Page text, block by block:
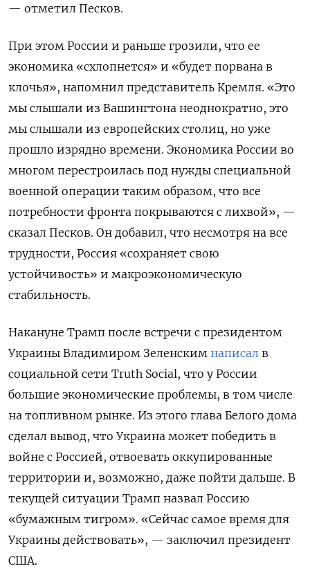
— отметил Песков.
При этом России и раньше грозили, что ее
экономика «схлопнется» и «будет порвана в
клочья», напомнил представитель Кремля. «Это
мы слышали из Вашингтона неоднократно, это
мы слышали из европейских столиц, но уже
прошло изрядно времени. Экономика России во
многом перестроилась под нужды специальной
военной операции таким образом, что все
потребности фронта покрываются с лихвой», —
сказал Песков. Он добавил, что несмотря на все
трудности, Россия «сохраняет свою
устойчивость» и макроэкономическую
стабильность.
Накануне Трамп после встречи с президентом
Украины Владимиром Зеленским написал в
социальной сети Truth Social, что у России
большие экономические проблемы, в том числе
на топливном рынке. Из этого глава Белого дома
сделал вывод, что Украина может победить в
войне с Россией, отвоевать оккупированные
территории и, возможно, даже пойти дальше. В
текущей ситуации Трамп назвал Россию
«бумажным тигром». «Сейчас самое время для
Украины действовать», — заключил президент
США.